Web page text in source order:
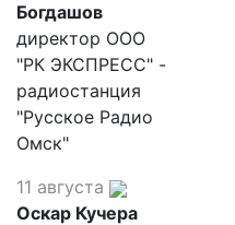
Богдашов
директор ООО
"РК ЭКСПРЕСС" -
радиостанция
"Русское Радио
Омск"
11 августа
Оскар Кучера